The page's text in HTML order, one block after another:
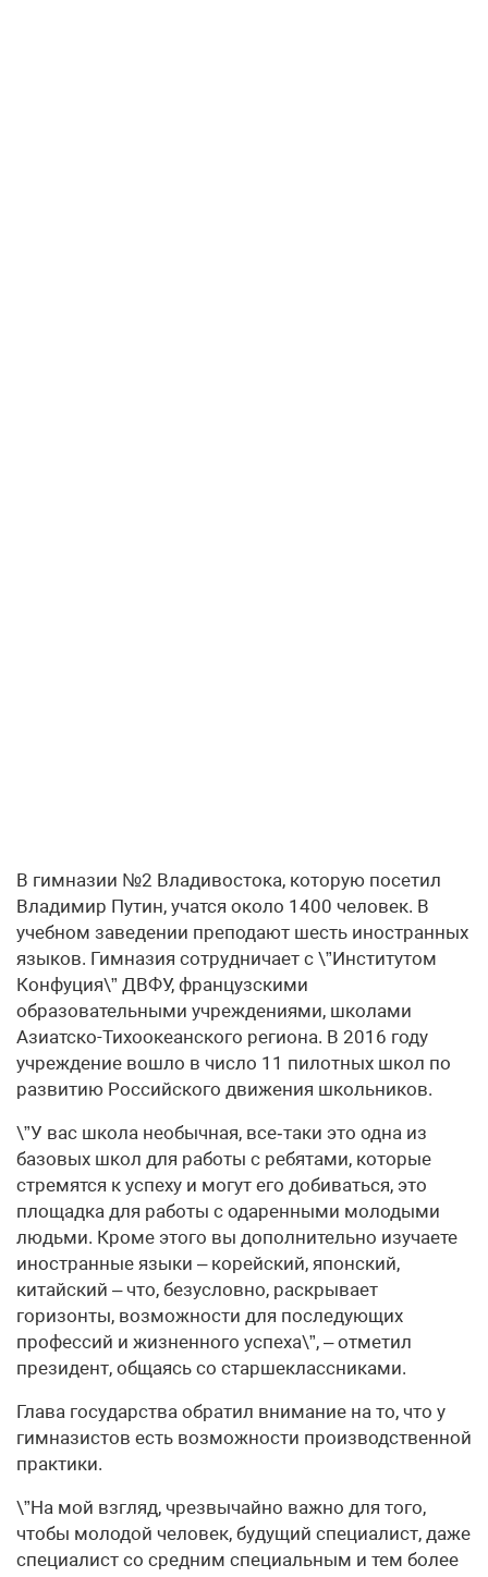
В гимназии №2 Владивостока, которую посетил
Владимир Путин, учатся около 1400 человек. В
учебном заведении преподают шесть иностранных
языков. Гимназия сотрудничает с \”Институтом
Конфуция\” ДВФУ, французскими
образовательными учреждениями, школами
Азиатско-Тихоокеанского региона. В 2016 году
учреждение вошло в число 11 пилотных школ по
развитию Российского движения школьников.
\”У вас школа необычная, все‑таки это одна из
базовых школ для работы с ребятами, которые
стремятся к успеху и могут его добиваться, это
площадка для работы с одаренными молодыми
людьми. Кроме этого вы дополнительно изучаете
иностранные языки – корейский, японский,
китайский – что, безусловно, раскрывает
горизонты, возможности для последующих
профессий и жизненного успеха\”, – отметил
президент, общаясь со старшеклассниками.
Глава государства обратил внимание на то, что у
гимназистов есть возможности производственной
практики.
\”На мой взгляд, чрезвычайно важно для того,
чтобы молодой человек, будущий специалист, даже
специалист со средним специальным и тем более